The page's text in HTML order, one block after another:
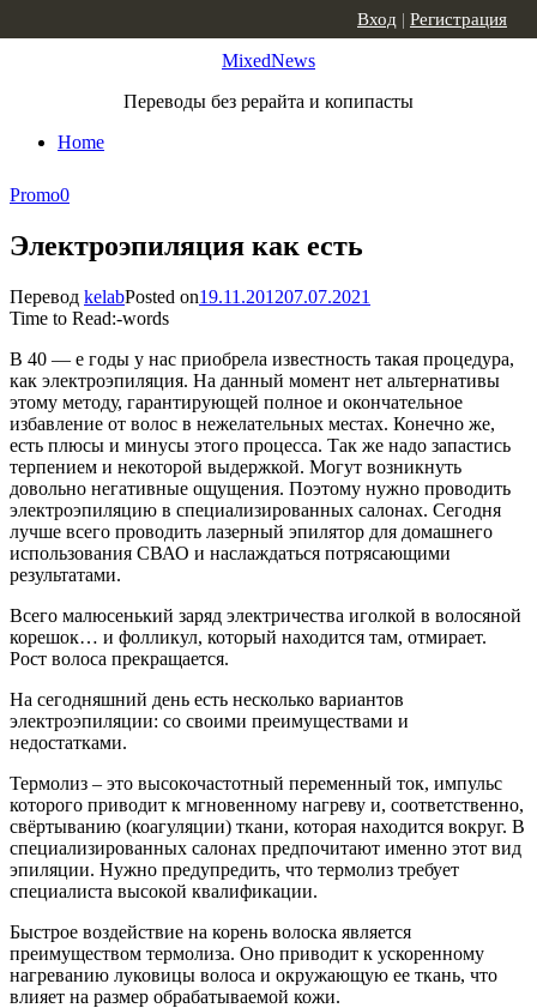
MixedNews
Переводы без рерайта и копипасты
Home
Вход | Регистрация
Promo0
Электроэпиляция как есть
Перевод kelabPosted on19.11.201207.07.2021
Time to Read:-words
В 40 — е годы у нас приобрела известность такая процедура,
как электроэпиляция. На данный момент нет альтернативы
этому методу, гарантирующей полное и окончательное
избавление от волос в нежелательных местах. Конечно же,
есть плюсы и минусы этого процесса. Так же надо запастись
терпением и некоторой выдержкой. Могут возникнуть
довольно негативные ощущения. Поэтому нужно проводить
электроэпиляцию в специализированных салонах. Сегодня
лучше всего проводить лазерный эпилятор для домашнего
использования СВАО и наслаждаться потрясающими
результатами.
Всего малюсенький заряд электричества иголкой в волосяной
корешок… и фолликул, который находится там, отмирает.
Рост волоса прекращается.
На сегодняшний день есть несколько вариантов
электроэпиляции: со своими преимуществами и
недостатками.
Термолиз – это высокочастотный переменный ток, импульс
которого приводит к мгновенному нагреву и, соответственно,
свёртыванию (коагуляции) ткани, которая находится вокруг. В
специализированных салонах предпочитают именно этот вид
эпиляции. Нужно предупредить, что термолиз требует
специалиста высокой квалификации.
Быстрое воздействие на корень волоска является
преимуществом термолиза. Оно приводит к ускоренному
нагреванию луковицы волоса и окружающую ее ткань, что
влияет на размер обрабатываемой кожи.